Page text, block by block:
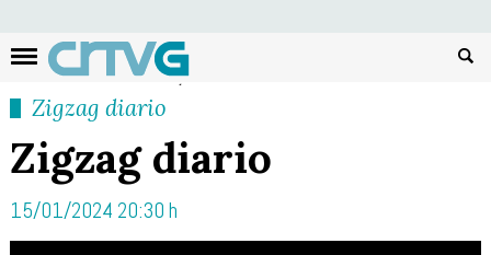
Zigzag diario
Zigzag diario
15/01/2024 20:30 h